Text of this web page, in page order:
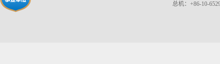
总机：+86-10-